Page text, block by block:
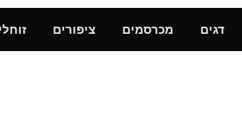
דגים מכרסמים ציפורים